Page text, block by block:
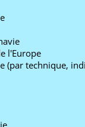
l'Europe
(par technique,